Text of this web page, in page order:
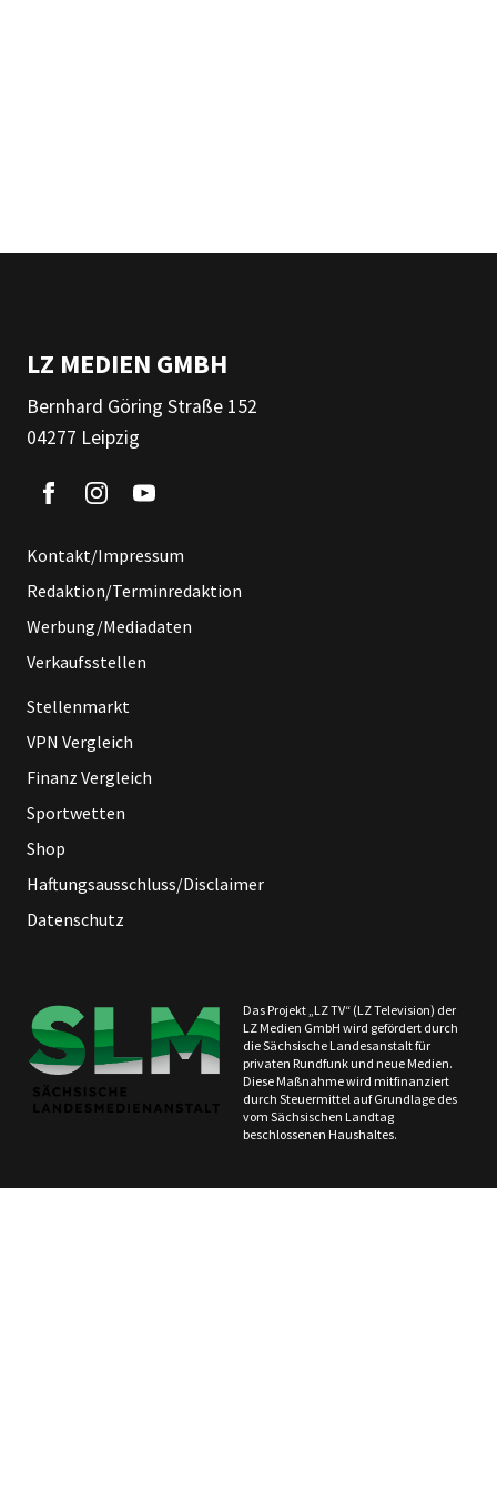
LZ MEDIEN GMBH
Bernhard Göring Straße 152
04277 Leipzig
Kontakt/Impressum
Redaktion/Terminredaktion
Werbung/Mediadaten
Verkaufsstellen
Stellenmarkt
VPN Vergleich
Finanz Vergleich
Sportwetten
Shop
Haftungsausschluss/Disclaimer
Datenschutz
Das Projekt „LZ TV“ (LZ Television) der
LZ Medien GmbH wird gefördert durch
die Sächsische Landesanstalt für
privaten Rundfunk und neue Medien.
Diese Maßnahme wird mitfinanziert
durch Steuermittel auf Grundlage des
vom Sächsischen Landtag
beschlossenen Haushaltes.